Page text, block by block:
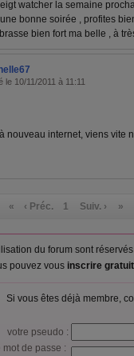
watcher la semaine
bonne soirée , profites
bien fort ma belle , à
le 10/11/2011 à 11:11
nouveau internet, viens vite
« ‹ Préc. 1 Suiv. › »
du forum sont
pouvez vous inscrire
Si vous êtes déjà membre,
votre pseudo :
mot de passe :